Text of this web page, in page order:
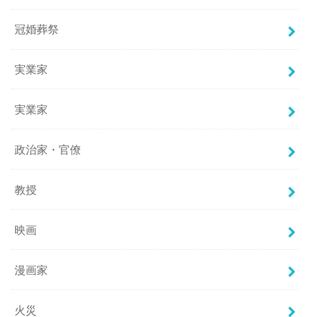
冠婚葬祭
実業家
実業家
政治家・官僚
教授
映画
漫画家
火災